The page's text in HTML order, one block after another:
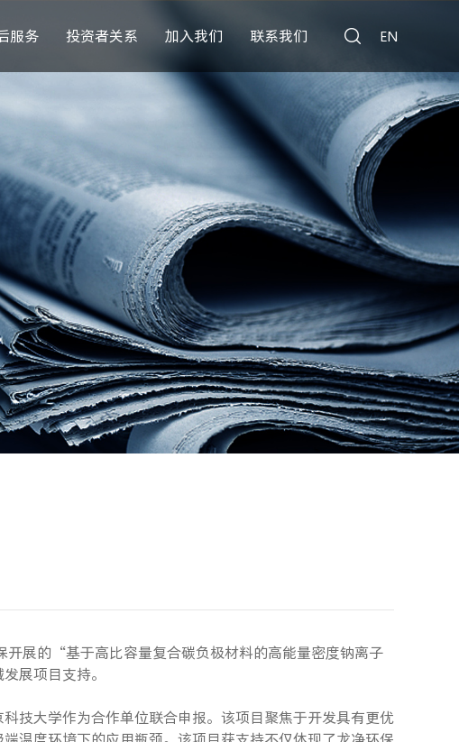
EN
服务 投资者关系 加入我们 联系我们
开展的“基于高比容量复合碳负极材料的高能量密度钠离子
展项目支持。
技大学作为合作单位联合申报。该项目聚焦于开发具有更优